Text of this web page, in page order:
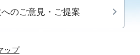
のご意見・ご提案
ップ